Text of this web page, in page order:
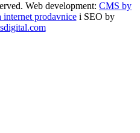
Web development: CMS by
internet prodavnicei SEO by